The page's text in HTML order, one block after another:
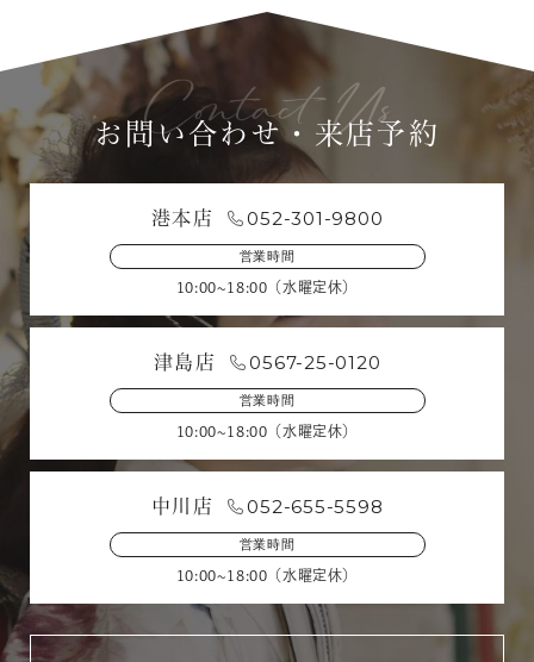
お問い合わせ・来店予約
港本店 052-301-9800
営業時間
10:00~18:00（水曜定休）
津島店 0567-25-0120
営業時間
10:00~18:00（水曜定休）
中川店 052-655-5598
営業時間
10:00~18:00（水曜定休）